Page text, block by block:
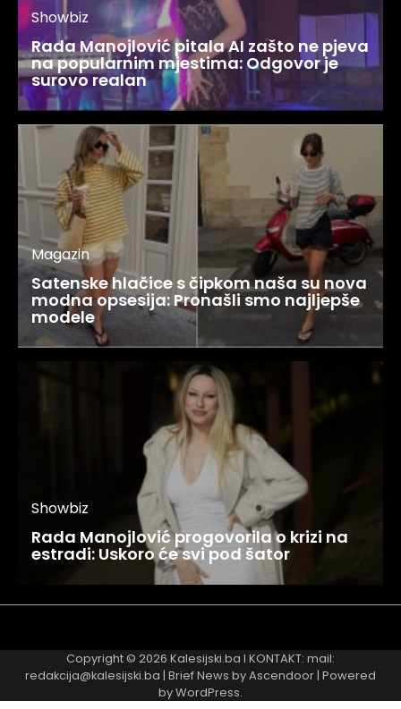
Showbiz
Rada Manojlović pitala AI zašto ne pjeva
na popularnim mjestima: Odgovor je
surovo realan
Magazin
Satenske hlačice s čipkom naša su nova
modna opsesija: Pronašli smo najljepše
modele
Showbiz
Rada Manojlović progovorila o krizi na
estradi: Uskoro će svi pod šator
Copyright © 2026 Kalesijski.ba I KONTAKT: mail:
redakcija@kalesijski.ba | Brief News byAscendoor | Powered
byWordPress.